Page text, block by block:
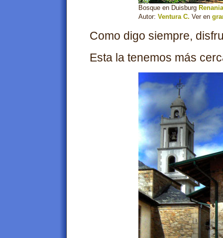
Bosque en Duisburg
Autor: Ventura C. Ver en
Como digo siempre,
Esta la tenemos más